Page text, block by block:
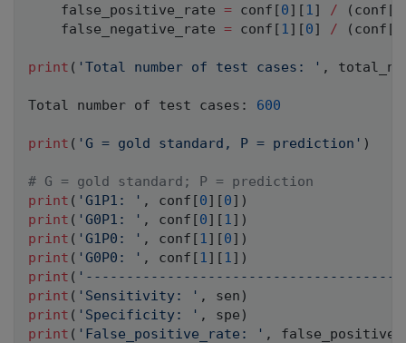
    false_positive_rate
= conf [0] [ 1] / ( conf [
    false_negative_rate
= conf [ 1] [0] / ( conf [
print ( 'Total number of test cases: ' ,
Total number of test cases : 600
print ( 'G = gold standard, P = prediction' )
# G = gold standard; P = prediction
print ( 'G1P1: ' , conf [0] [0] )
print ( 'G0P1: ' , conf [0] [ 1] )
print ( 'G1P0: ' , conf [ 1] [0] )
print ( 'G0P0: ' , conf [ 1] [ 1] )
print (
print ( 'Sensitivity: ' , sen )
print ( 'Specificity: ' , spe )
print ( 'False_positive_rate: ' ,